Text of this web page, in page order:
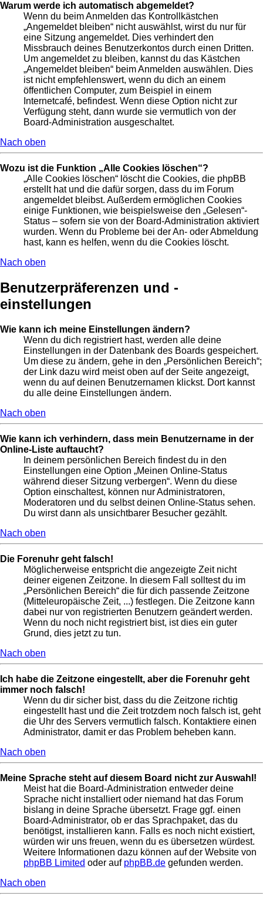
Warum werde ich automatisch abgemeldet?
Wenn du beim Anmelden das Kontrollkästchen
„Angemeldet bleiben“ nicht auswählst, wirst du nur für
eine Sitzung angemeldet. Dies verhindert den
Missbrauch deines Benutzerkontos durch einen Dritten.
Um angemeldet zu bleiben, kannst du das Kästchen
„Angemeldet bleiben“ beim Anmelden auswählen. Dies
ist nicht empfehlenswert, wenn du dich an einem
öffentlichen Computer, zum Beispiel in einem
Internetcafé, befindest. Wenn diese Option nicht zur
Verfügung steht, dann wurde sie vermutlich von der
Board-Administration ausgeschaltet.
Nach oben
Wozu ist die Funktion „Alle Cookies löschen“?
„Alle Cookies löschen“ löscht die Cookies, die phpBB
erstellt hat und die dafür sorgen, dass du im Forum
angemeldet bleibst. Außerdem ermöglichen Cookies
einige Funktionen, wie beispielsweise den „Gelesen“-
Status – sofern sie von der Board-Administration aktiviert
wurden. Wenn du Probleme bei der An- oder Abmeldung
hast, kann es helfen, wenn du die Cookies löscht.
Nach oben
Benutzerpräferenzen und -
einstellungen
Wie kann ich meine Einstellungen ändern?
Wenn du dich registriert hast, werden alle deine
Einstellungen in der Datenbank des Boards gespeichert.
Um diese zu ändern, gehe in den „Persönlichen Bereich“;
der Link dazu wird meist oben auf der Seite angezeigt,
wenn du auf deinen Benutzernamen klickst. Dort kannst
du alle deine Einstellungen ändern.
Nach oben
Wie kann ich verhindern, dass mein Benutzername in der
Online-Liste auftaucht?
In deinem persönlichen Bereich findest du in den
Einstellungen eine Option „Meinen Online-Status
während dieser Sitzung verbergen“. Wenn du diese
Option einschaltest, können nur Administratoren,
Moderatoren und du selbst deinen Online-Status sehen.
Du wirst dann als unsichtbarer Besucher gezählt.
Nach oben
Die Forenuhr geht falsch!
Möglicherweise entspricht die angezeigte Zeit nicht
deiner eigenen Zeitzone. In diesem Fall solltest du im
„Persönlichen Bereich“ die für dich passende Zeitzone
(Mitteleuropäische Zeit, ...) festlegen. Die Zeitzone kann
dabei nur von registrierten Benutzern geändert werden.
Wenn du noch nicht registriert bist, ist dies ein guter
Grund, dies jetzt zu tun.
Nach oben
Ich habe die Zeitzone eingestellt, aber die Forenuhr geht
immer noch falsch!
Wenn du dir sicher bist, dass du die Zeitzone richtig
eingestellt hast und die Zeit trotzdem noch falsch ist, geht
die Uhr des Servers vermutlich falsch. Kontaktiere einen
Administrator, damit er das Problem beheben kann.
Nach oben
Meine Sprache steht auf diesem Board nicht zur Auswahl!
Meist hat die Board-Administration entweder deine
Sprache nicht installiert oder niemand hat das Forum
bislang in deine Sprache übersetzt. Frage ggf. einen
Board-Administrator, ob er das Sprachpaket, das du
benötigst, installieren kann. Falls es noch nicht existiert,
würden wir uns freuen, wenn du es übersetzen würdest.
Weitere Informationen dazu können auf der Website von
phpBB Limited oder auf phpBB.de gefunden werden.
Nach oben